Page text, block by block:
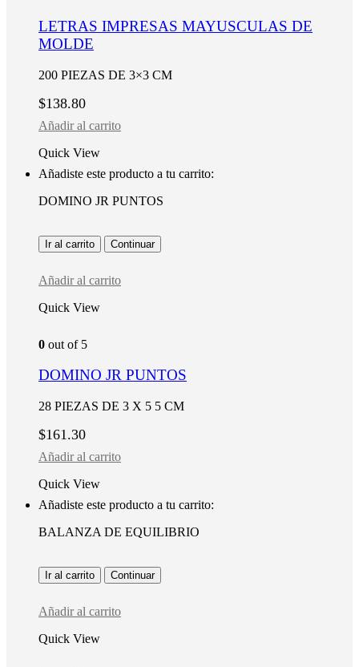
LETRAS IMPRESAS MAYUSCULAS DE
MOLDE
200 PIEZAS DE 3×3 CM
$138.80
Añadir al carrito
Quick View
Añadiste este producto a tu carrito:
DOMINO JR PUNTOS
Ir al carrito Continuar
Añadir al carrito
Quick View
0 out of 5
DOMINO JR PUNTOS
28 PIEZAS DE 3 X 5 5 CM
$161.30
Añadir al carrito
Quick View
Añadiste este producto a tu carrito:
BALANZA DE EQUILIBRIO
Ir al carrito Continuar
Añadir al carrito
Quick View